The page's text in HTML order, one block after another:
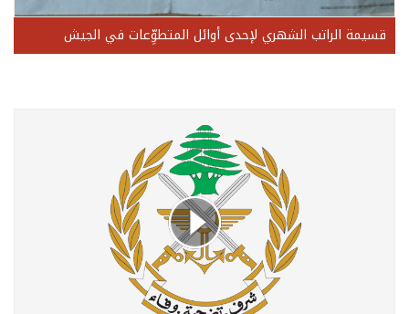
قسيمة الراتب الشهري لإحدى أوائل المتطوِّعات في الجيش